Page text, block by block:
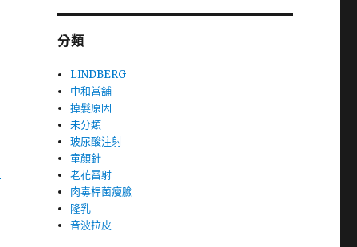
分類
LINDBERG
中和當舖
掉髮原因
未分類
玻尿酸注射
童顏針
老花雷射
肉毒桿菌瘦臉
隆乳
音波拉皮